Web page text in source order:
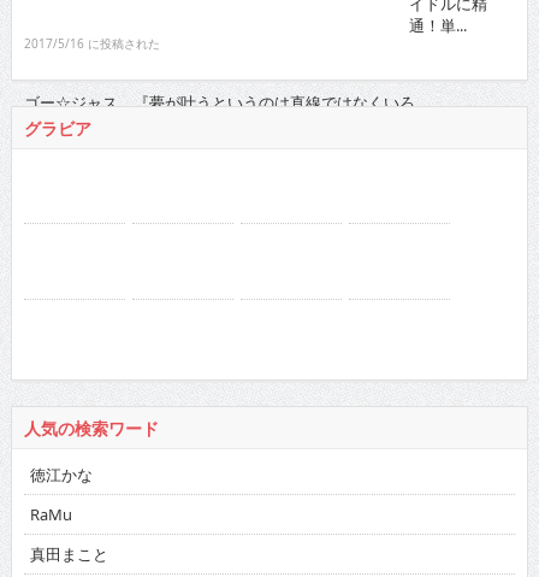
グラビア
人気の検索ワード
徳江かな
RaMu
真田まこと
netflix